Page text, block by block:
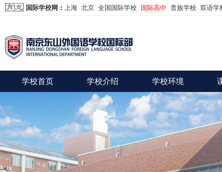
国际学校网 ： 上海 北京 全国国际学校 国际高中 贵族学校 双语学
学校首页 学校介绍 学校环境